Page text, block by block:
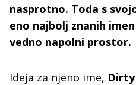
nasprotno. Toda s
eno najbolj znanih
vedno napolni prostor.
Ideja za njeno ime,